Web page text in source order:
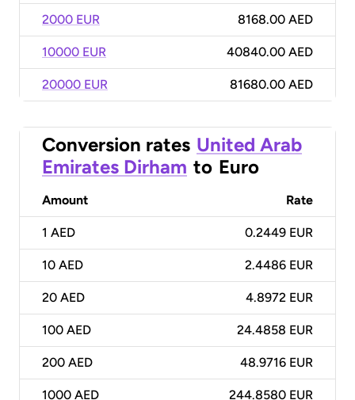
2000 EUR 8168.00 AED
10000 EUR 40840.00 AED
20000 EUR 81680.00 AED
Conversion rates United Arab
Emirates Dirham to Euro
Amount Rate
1 AED 0.2449 EUR
10 AED 2.4486 EUR
20 AED 4.8972 EUR
100 AED 24.4858 EUR
200 AED 48.9716 EUR
1000 AED 244.8580 EUR